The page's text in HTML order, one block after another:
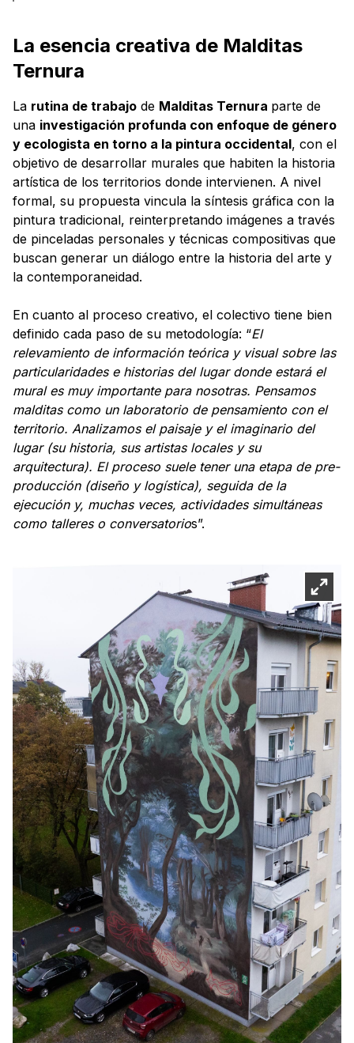
La esencia creativa de Malditas
Ternura
La rutina de trabajo de Malditas Ternura parte de
una investigación profunda con enfoque de género
y ecologista en torno a la pintura occidental, con el
objetivo de desarrollar murales que habiten la historia
artística de los territorios donde intervienen. A nivel
formal, su propuesta vincula la síntesis gráfica con la
pintura tradicional, reinterpretando imágenes a través
de pinceladas personales y técnicas compositivas que
buscan generar un diálogo entre la historia del arte y
la contemporaneidad.
En cuanto al proceso creativo, el colectivo tiene bien
definido cada paso de su metodología: “El
relevamiento de información teórica y visual sobre las
particularidades e historias del lugar donde estará el
mural es muy importante para nosotras. Pensamos
malditas como un laboratorio de pensamiento con el
territorio. Analizamos el paisaje y el imaginario del
lugar (su historia, sus artistas locales y su
arquitectura). El proceso suele tener una etapa de pre-
producción (diseño y logística), seguida de la
ejecución y, muchas veces, actividades simultáneas
como talleres o conversatorios”.